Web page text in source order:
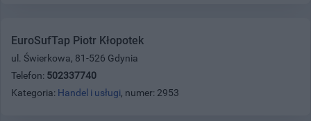
EuroSufTap Piotr Kłopotek
ul. Świerkowa, 81-526 Gdynia
Telefon: 502337740
Kategoria: Handel i usługi, numer: 2953